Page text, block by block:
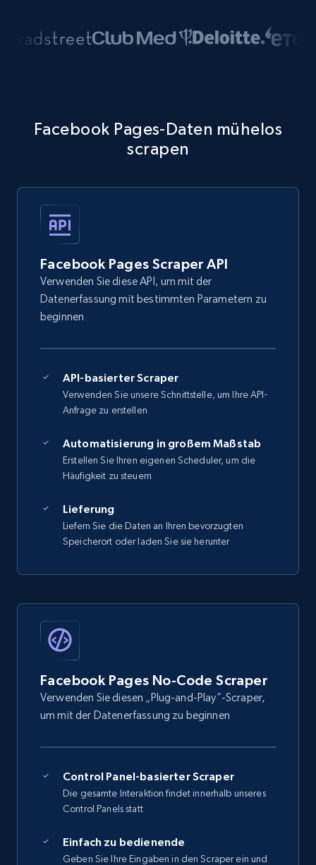
Facebook Pages-Daten mühelos
scrapen
Facebook Pages Scraper API
Verwenden Sie diese API, um mit der
Datenerfassung mit bestimmten Parametern zu
beginnen
API-basierter Scraper
Verwenden Sie unsere Schnittstelle, um Ihre API-
Anfrage zu erstellen
Automatisierung in großem Maßstab
Erstellen Sie Ihren eigenen Scheduler, um die
Häufigkeit zu steuern
Lieferung
Liefern Sie die Daten an Ihren bevorzugten
Speicherort oder laden Sie sie herunter
Facebook Pages No-Code Scraper
Verwenden Sie diesen „Plug-and-Play”-Scraper,
um mit der Datenerfassung zu beginnen
Control Panel-basierter Scraper
Die gesamte Interaktion findet innerhalb unseres
Control Panels statt
Einfach zu bedienende
Geben Sie Ihre Eingaben in den Scraper ein und